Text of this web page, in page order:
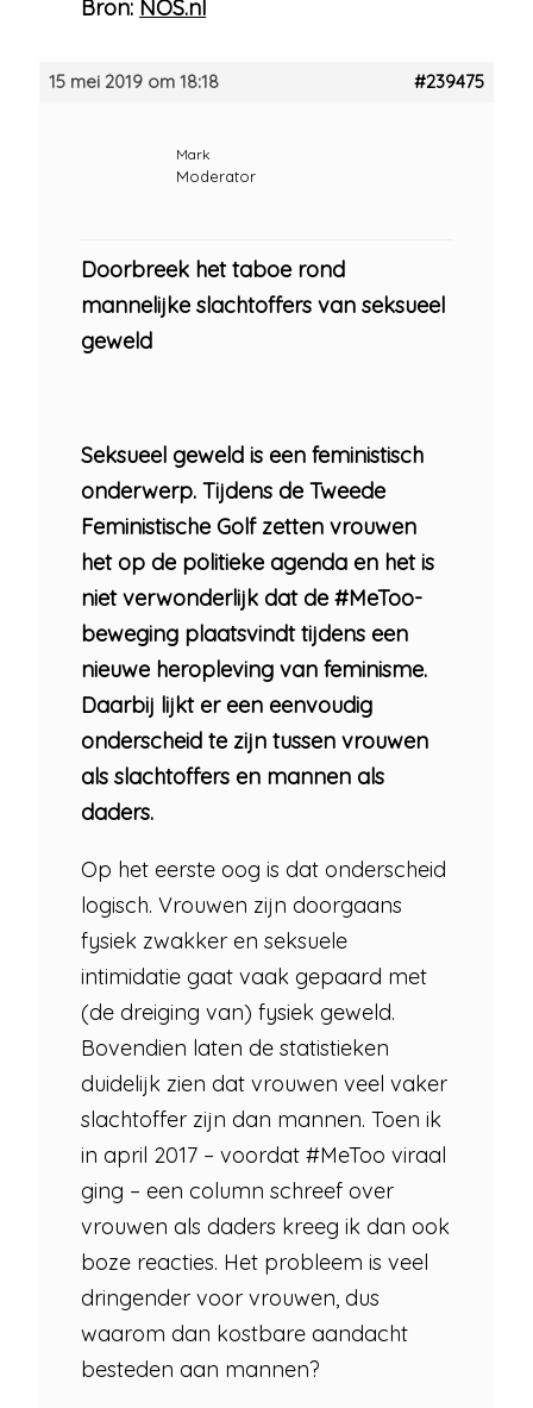
Bron: NOS.nl
15 mei 2019 om 18:18 #239475
Mark
Moderator
Doorbreek het taboe rond
mannelijke slachtoffers van seksueel
geweld
Seksueel geweld is een feministisch
onderwerp. Tijdens de Tweede
Feministische Golf zetten vrouwen
het op de politieke agenda en het is
niet verwonderlijk dat de #MeToo-
beweging plaatsvindt tijdens een
nieuwe heropleving van feminisme.
Daarbij lijkt er een eenvoudig
onderscheid te zijn tussen vrouwen
als slachtoffers en mannen als
daders.
Op het eerste oog is dat onderscheid
logisch. Vrouwen zijn doorgaans
fysiek zwakker en seksuele
intimidatie gaat vaak gepaard met
(de dreiging van) fysiek geweld.
Bovendien laten de statistieken
duidelijk zien dat vrouwen veel vaker
slachtoffer zijn dan mannen. Toen ik
in april 2017 – voordat #MeToo viraal
ging – een column schreef over
vrouwen als daders kreeg ik dan ook
boze reacties. Het probleem is veel
dringender voor vrouwen, dus
waarom dan kostbare aandacht
besteden aan mannen?